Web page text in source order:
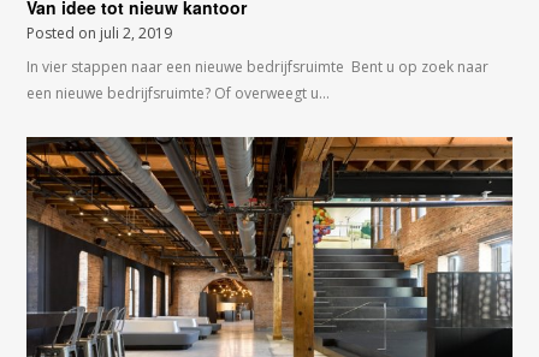
Van idee tot nieuw kantoor
Posted on juli 2, 2019
In vier stappen naar een nieuwe bedrijfsruimte Bent u op zoek naar
een nieuwe bedrijfsruimte? Of overweegt u…